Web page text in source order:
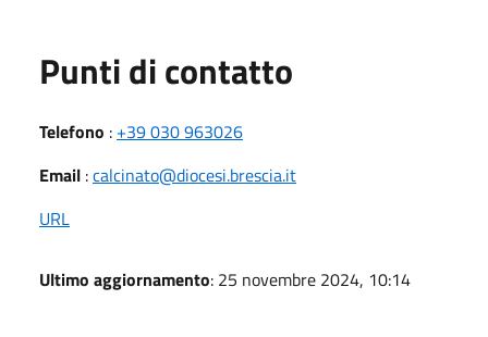
Punti di contatto
Telefono : +39 030 963026
Email :calcinato@diocesi.brescia.it
URL
Ultimo aggiornamento: 25 novembre 2024, 10:14